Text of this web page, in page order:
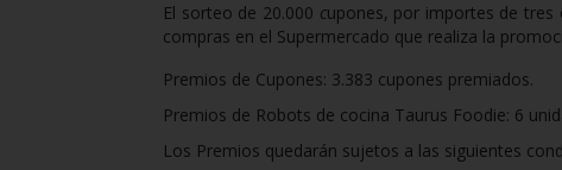
El sorteo de 20.000 cupones, por importes de tres
compras en el Supermercado que realiza la
Premios de Cupones: 3.383 cupones premiados.
Premios de Robots de cocina Taurus Foodie: 6
Los Premios quedarán sujetos a las siguientes